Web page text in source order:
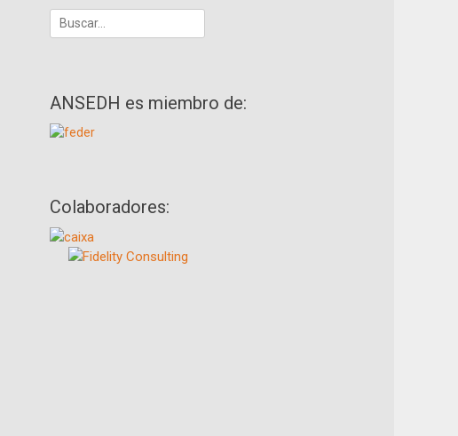
Buscar:
ANSEDH es miembro de:
Colaboradores: